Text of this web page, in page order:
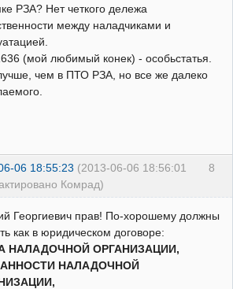
РЗА? Нет четкого дележа
между наладчиками и
(мой любимый конек) - особьстатья.
чем в ПТО РЗА, но все же далеко
8
06 18:55:23 (2013-06-06 18:56:01
Комрад)
Георгиевич прав! По-хорошему должны
как в юридическом договоре:
НАЛАДОЧНОЙ ОРГАНИЗАЦИИ,
НАЛАДОЧНОЙ